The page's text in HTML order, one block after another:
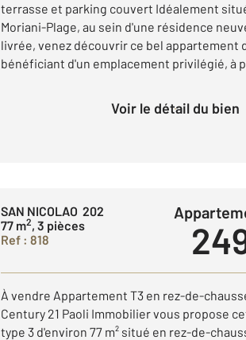
terrasse et parking couvert Idéalement
Moriani-Plage, au sein d'une résidence
livrée, venez découvrir ce bel appartement
bénéficiant d'un emplacement privilégié, à
Voir le détail du bien
SAN NICOLAO 202
77 m2, 3 pièces
Ref : 818
À vendre Appartement T3 en rez-de-
Century 21 Paoli Immobilier vous propose
type 3 d'environ 77 m² situé en rez-de-